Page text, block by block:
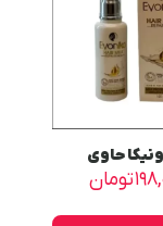
حاوی
شده
از حمام) حجم
تومان